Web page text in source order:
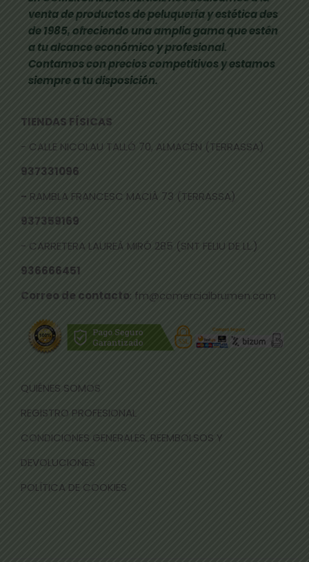
venta de productos de peluquería y estética des
de 1985, ofreciendo una amplia gama que estén
a tu alcance económico y profesional.
Contamos con precios competitivos y estamos
siempre a tu disposición.
TIENDAS FÍSICAS
- CALLE NICOLAU TALLÓ 70, ALMACÉN (TERRASSA)
937331096
- RAMBLA FRANCESC MACIÀ 73 (TERRASSA)
937359169
- CARRETERA LAUREÀ MIRÓ 285 (SNT FELIU DE LL.)
936666451
Correo de contacto: fm@comercialbrumen.com
QUIÉNES SOMOS
REGISTRO PROFESIONAL
CONDICIONES GENERALES, REEMBOLSOS Y
DEVOLUCIONES
POLÍTICA DE COOKIES